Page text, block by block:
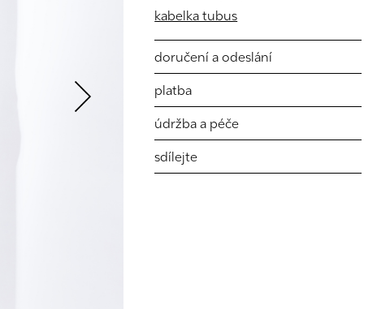
Next
kabelka tubus
doručení a odeslání
platba
údržba a péče
sdílejte